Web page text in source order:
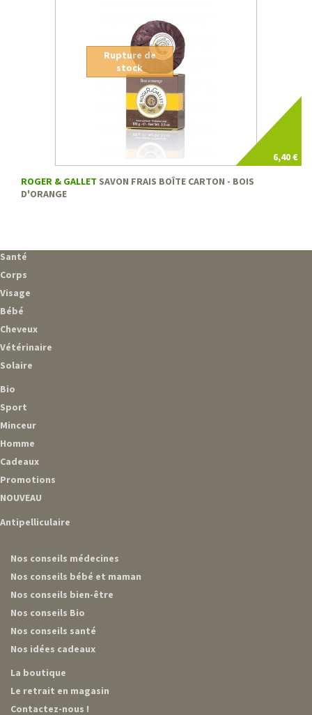
6,40 €
Rupture de
stock
ROGER & GALLET SAVON FRAIS BOÎTE CARTON - BOIS
D'ORANGE
Santé
Corps
Visage
Bébé
Cheveux
Vétérinaire
Solaire
Bio
Sport
Minceur
Homme
Cadeaux
Promotions
NOUVEAU
Antipelliculaire
Nos conseils médecines
Nos conseils bébé et maman
Nos conseils bien-être
Nos conseils Bio
Nos conseils santé
Nos idées cadeaux
La boutique
Le retrait en magasin
Contactez-nous !